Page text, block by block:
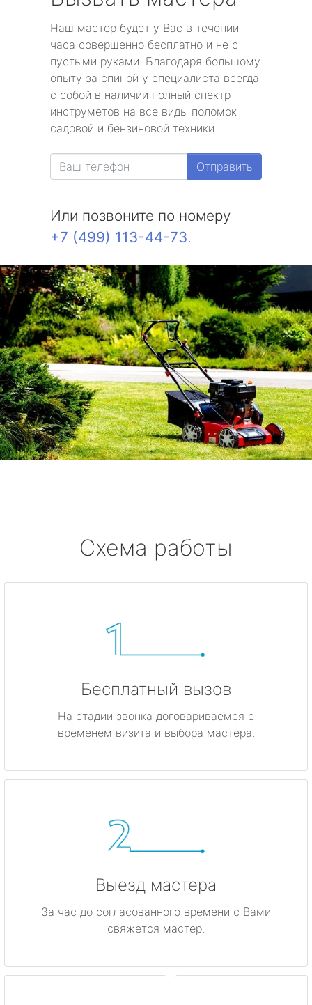
Наш мастер будет у Вас в течении
часа совершенно бесплатно и не с
пустыми руками. Благодаря большому
опыту за спиной у специалиста всегда
с собой в наличии полный спектр
инструметов на все виды поломок
садовой и бензиновой техники.
Отправить
Или позвоните по номеру
+7 (499) 113-44-73.
Схема работы
Бесплатный вызов
На стадии звонка договариваемся с
временем визита и выбора мастера.
Выезд мастера
За час до согласованного времени с Вами
свяжется мастер.